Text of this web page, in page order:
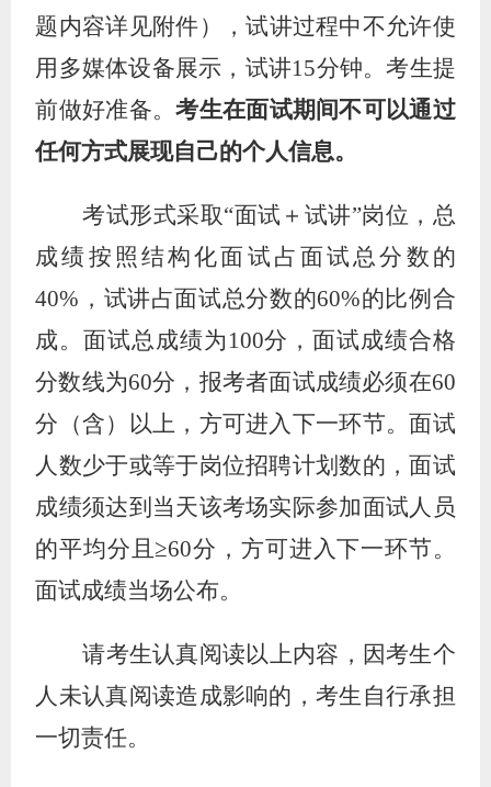
题内容详见附件） ，试讲过程中不允许使
用 多媒体设备展示 ， 试讲15分钟。考生提
前做好准备。考生在面试期间不可以通过
任何方式展现自己的个人信息。
考试形式采取“面试＋试讲”岗位，总
成绩按照结构化面试占面试总分数的
40%，试讲占面试总分数的60%的比例合
成。面试总成绩为100分，面试成绩合格
分数线为60分，报考者面试成绩必须在60
分（含）以上，方可进入下一环节。面试
人数少于或等于岗位招聘计划数的，面试
成绩须达到当天该考场实际参加面试人员
的平均分且≥60分，方可进入下一环节。
面试成绩当场公布。
请考生认真阅读以上内容，因考生个
人未认真阅读造成影响的，考生自行承担
一切责任。